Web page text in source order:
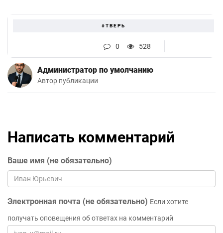
#ТВЕРЬ
0 528
Администратор по умолчанию
Автор публикации
Написать комментарий
Ваше имя (не обязательно)
Электронная почта (не обязательно) Если хотите
получать оповещения об ответах на комментарий